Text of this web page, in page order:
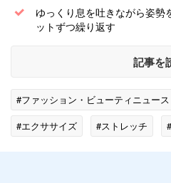
ゆっくり息を吐きながら姿
ットずつ繰り返す
記事を
#ファッション・ビューティニュース
#エクササイズ
#ストレッチ